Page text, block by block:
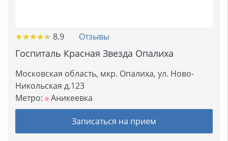
★★★★★
★★★★★ 8.9 Отзывы
Госпиталь Красная Звезда Опалиха
Московская область, мкр. Опалиха, ул. Ново-
Никольская д.123
Метро:
Аникеевка
Записаться на прием